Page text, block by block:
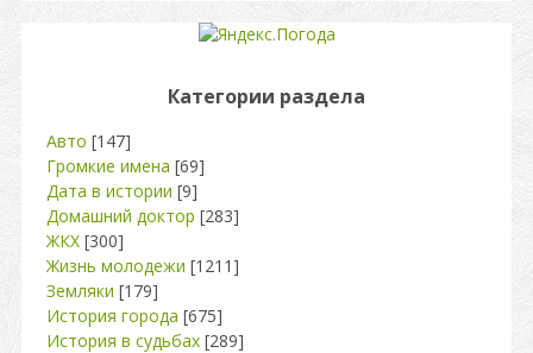
Категории раздела
Авто [147]
Громкие имена [69]
Дата в истории [9]
Домашний доктор [283]
ЖКХ [300]
Жизнь молодежи [1211]
Земляки [179]
История города [675]
История в судьбах [289]